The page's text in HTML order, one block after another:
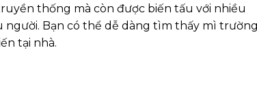
thống mà còn được biến tấu với nhiều
người. Bạn có thể dễ dàng tìm thấy mì
tại nhà.